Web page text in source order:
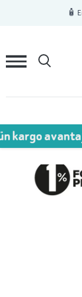
🧴
avantajıyla